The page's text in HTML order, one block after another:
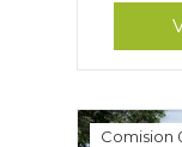
Comision